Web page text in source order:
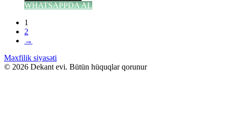
WHATSAPPDA AL
1
2
→
Məxfilik siyasəti
© 2026 Dekant evi. Bütün hüquqlar qorunur